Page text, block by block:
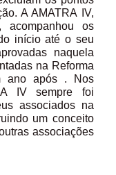
A AMATRA IV,
os
início até o seu
naquela
na Reforma
ano após . Nos
IV sempre foi
associados na
um conceito
associações